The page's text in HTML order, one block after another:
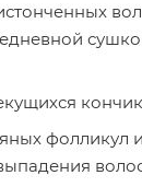
фолликул и